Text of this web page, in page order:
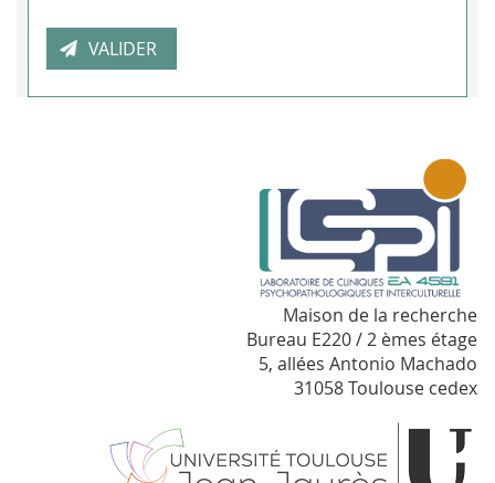
Maison de la recherche
Bureau E220 / 2 èmes étage
5, allées Antonio Machado
31058 Toulouse cedex